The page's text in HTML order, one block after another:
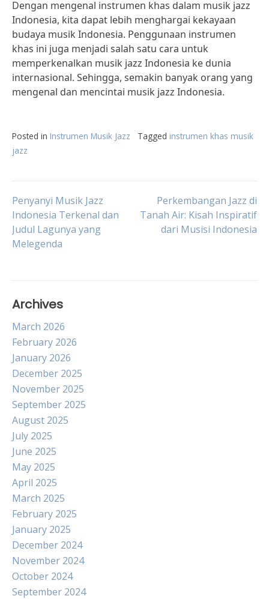
Dengan mengenal instrumen khas dalam musik jazz
Indonesia, kita dapat lebih menghargai kekayaan
budaya musik Indonesia. Penggunaan instrumen
khas ini juga menjadi salah satu cara untuk
memperkenalkan musik jazz Indonesia ke dunia
internasional. Sehingga, semakin banyak orang yang
mengenal dan mencintai musik jazz Indonesia.
Posted in Instrumen Musik Jazz Tagged instrumen khas musik
jazz
Post
navigation
Penyanyi Musik Jazz
Indonesia Terkenal dan
Judul Lagunya yang
Melegenda
Perkembangan Jazz di
Tanah Air: Kisah Inspiratif
dari Musisi Indonesia
Archives
March 2026
February 2026
January 2026
December 2025
November 2025
September 2025
August 2025
July 2025
June 2025
May 2025
April 2025
March 2025
February 2025
January 2025
December 2024
November 2024
October 2024
September 2024